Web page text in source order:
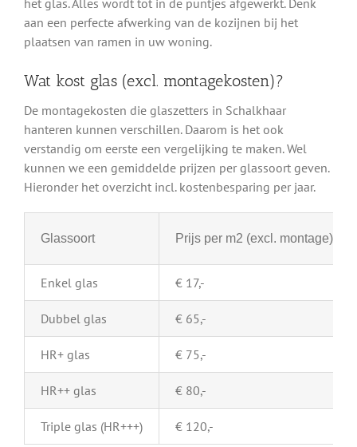
aan een perfecte afwerking van de kozijnen bij het
plaatsen van ramen in uw woning.
Wat kost glas (excl. montagekosten)?
De montagekosten die glaszetters in Schalkhaar
hanteren kunnen verschillen. Daarom is het ook
verstandig om eerste een vergelijking te maken. Wel
kunnen we een gemiddelde prijzen per glassoort geven.
Hieronder het overzicht incl. kostenbesparing per jaar.
Glassoort Prijs per m2 (excl. montage)
Enkel glas € 17,-
Dubbel glas € 65,-
HR+ glas € 75,-
HR++ glas € 80,-
Triple glas (HR+++) € 120,-